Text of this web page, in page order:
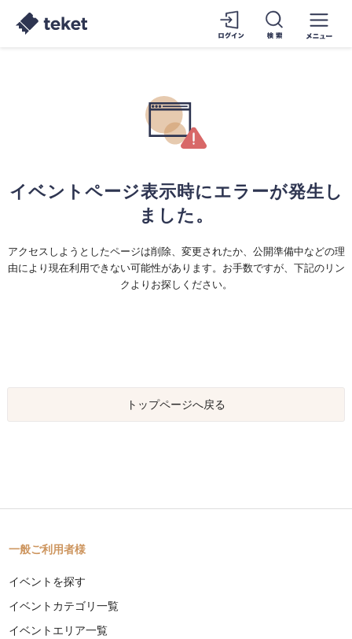
イベントページ表示時にエラーが発生し
ました。
アクセスしようとしたページは削除、変更されたか、公開準備中などの理
由により現在利用できない可能性があります。お手数ですが、下記のリン
クよりお探しください。
トップページへ戻る
一般ご利用者様
イベントを探す
イベントカテゴリ一覧
イベントエリア一覧